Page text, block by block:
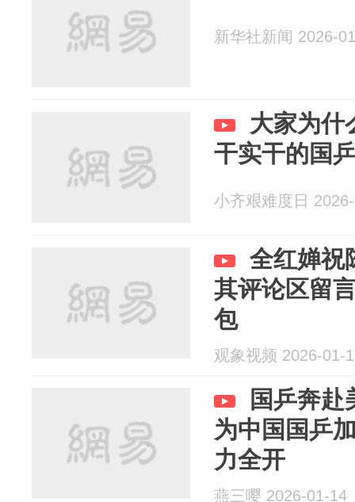
新华社新闻 2026-
大家为什
干实干的国
小齐艰难度日
全红婵祝
其评论区留
包
观象视频 2026-01-
国乒奔赴
为中国国乒
力全开
燕三嘤 2026-01-14